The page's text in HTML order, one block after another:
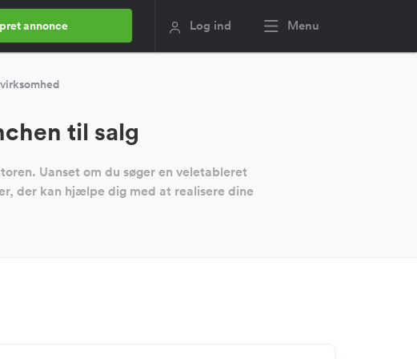
annonce Log ind Menu
til salg
Uanset om du søger en veletableret
der kan hjælpe dig med at realisere dine